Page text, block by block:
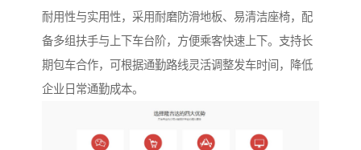
耐用性与实用性，采用耐磨防滑地板、易清洁座椅，配
备多组扶手与上下车台阶，方便乘客快速上下。支持长
期包车合作，可根据通勤路线灵活调整发车时间，降低
企业日常通勤成本。